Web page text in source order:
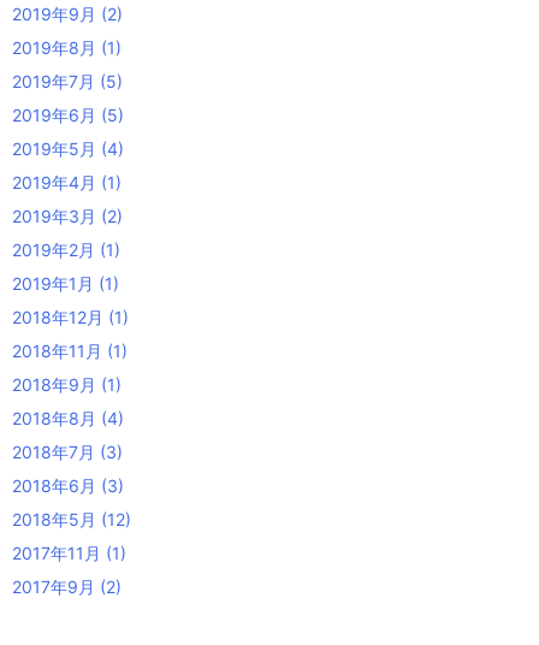
2019年9月 (2)
2019年8月 (1)
2019年7月 (5)
2019年6月 (5)
2019年5月 (4)
2019年4月 (1)
2019年3月 (2)
2019年2月 (1)
2019年1月 (1)
2018年12月 (1)
2018年11月 (1)
2018年9月 (1)
2018年8月 (4)
2018年7月 (3)
2018年6月 (3)
2018年5月 (12)
2017年11月 (1)
2017年9月 (2)